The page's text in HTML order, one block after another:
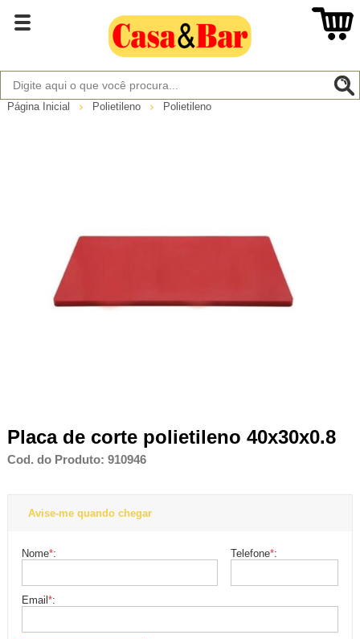
Página Inicial Polietileno Polietileno
Placa de corte polietileno 40x30x0.8
Cod. do Produto: 910946
Avise-me quando chegar
Nome*: Telefone*:
Email*: